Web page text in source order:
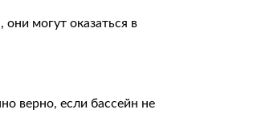
могут оказаться в
верно, если бассейн не